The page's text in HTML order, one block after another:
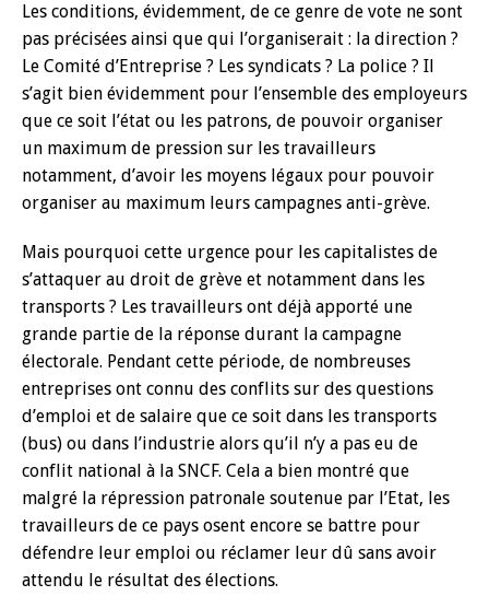
Les conditions, évidemment, de ce genre de vote ne sont
pas précisées ainsi que qui l’organiserait : la direction ?
Le Comité d’Entreprise ? Les syndicats ? La police ? Il
s’agit bien évidemment pour l’ensemble des employeurs
que ce soit l’état ou les patrons, de pouvoir organiser
un maximum de pression sur les travailleurs
notamment, d’avoir les moyens légaux pour pouvoir
organiser au maximum leurs campagnes anti-grève.
Mais pourquoi cette urgence pour les capitalistes de
s’attaquer au droit de grève et notamment dans les
transports ? Les travailleurs ont déjà apporté une
grande partie de la réponse durant la campagne
électorale. Pendant cette période, de nombreuses
entreprises ont connu des conflits sur des questions
d’emploi et de salaire que ce soit dans les transports
(bus) ou dans l’industrie alors qu’il n’y a pas eu de
conflit national à la SNCF. Cela a bien montré que
malgré la répression patronale soutenue par l’Etat, les
travailleurs de ce pays osent encore se battre pour
défendre leur emploi ou réclamer leur dû sans avoir
attendu le résultat des élections.